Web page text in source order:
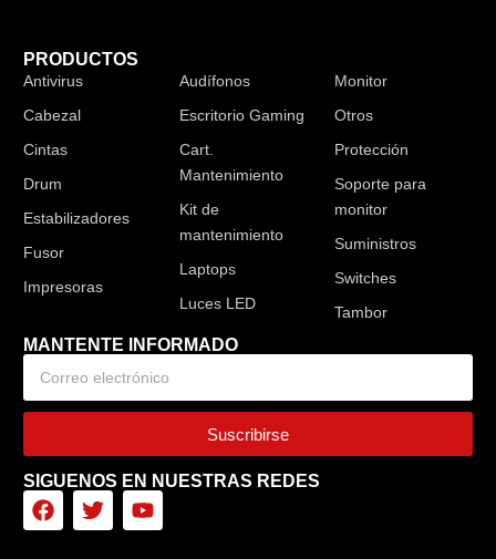
PRODUCTOS
Antivirus
Cabezal
Cintas
Drum
Estabilizadores
Fusor
Impresoras
Audífonos
Escritorio Gaming
Cart.
Mantenimiento
Kit de
mantenimiento
Laptops
Luces LED
Monitor
Otros
Protección
Soporte para
monitor
Suministros
Switches
Tambor
MANTENTE INFORMADO
Suscribirse
SIGUENOS EN NUESTRAS REDES